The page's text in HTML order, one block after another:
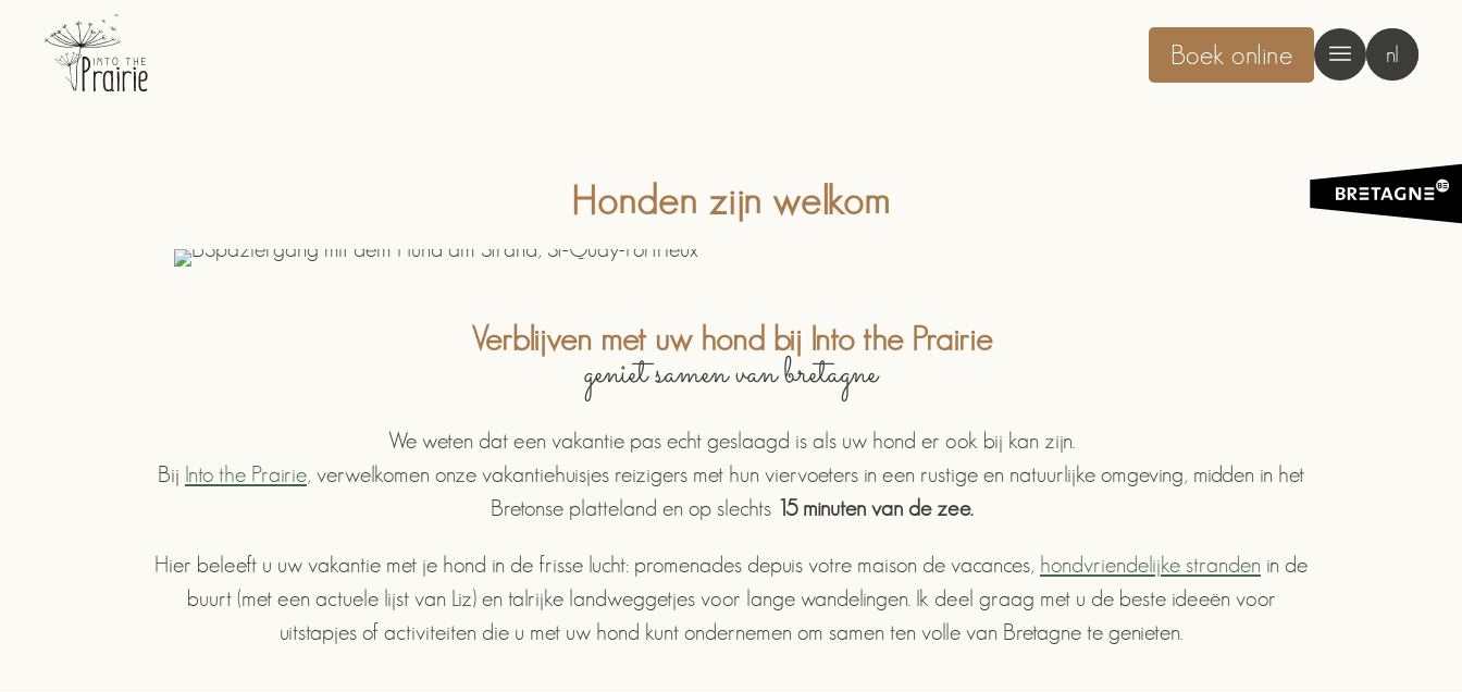
Boek online nl
Honden zijn welkom
Verblijven met uw hond bij Into the Prairie
geniet samen van bretagne
We weten dat een vakantie pas echt geslaagd is als uw hond er ook bij kan zijn.
Bij Into the Prairie, verwelkomen onze vakantiehuisjes reizigers met hun viervoeters in een rustige en natuurlijke omgeving, midden in het
Bretonse platteland en op slechts 15 minuten van de zee.
Hier beleeft u uw vakantie met je hond in de frisse lucht: promenades depuis votre maison de vacances, hondvriendelijke stranden in de
buurt (met een actuele lijst van Liz) en talrijke landweggetjes voor lange wandelingen. Ik deel graag met u de beste ideeën voor
uitstapjes of activiteiten die u met uw hond kunt ondernemen om samen ten volle van Bretagne te genieten.